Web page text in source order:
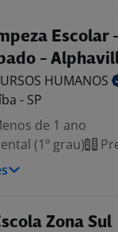
Escolar
-
HUMANOS
- SP
de 1 ano
(1º grau)
Zona Sul